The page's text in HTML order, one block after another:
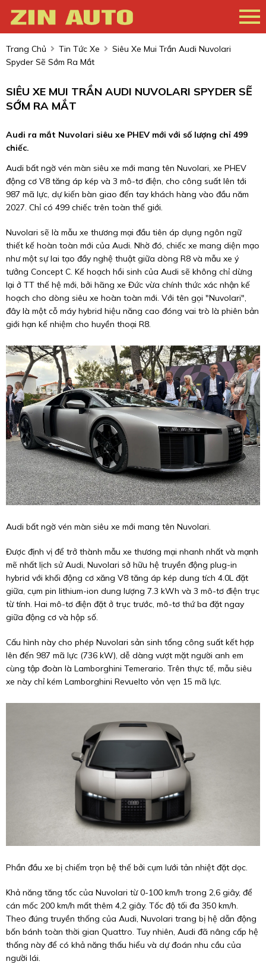
Trang Chủ Tin Tức Xe
Siêu Xe Mui Trần Audi Nuvolari
Spyder Sẽ Sớm Ra Mắt
SIÊU XE MUI TRẦN AUDI NUVOLARI SPYDER SẼ
SỚM RA MẮT
Audi ra mắt Nuvolari siêu xe PHEV mới với số lượng chỉ 499
chiếc.
Audi bất ngờ vén màn siêu xe mới mang tên Nuvolari, xe PHEV
động cơ V8 tăng áp kép và 3 mô-tơ điện, cho công suất lên tới
987 mã lực, dự kiến bàn giao đến tay khách hàng vào đầu năm
2027. Chỉ có 499 chiếc trên toàn thế giới.
Nuvolari sẽ là mẫu xe thương mại đầu tiên áp dụng ngôn ngữ
thiết kế hoàn toàn mới của Audi. Nhờ đó, chiếc xe mang diện mạo
như một sự lai tạo đầy nghệ thuật giữa dòng R8 và mẫu xe ý
tưởng Concept C. Kế hoạch hồi sinh của Audi sẽ không chỉ dừng
lại ở TT thế hệ mới, bởi hãng xe Đức vừa chính thức xác nhận kế
hoạch cho dòng siêu xe hoàn toàn mới. Với tên gọi "Nuvolari",
đây là một cỗ máy hybrid hiệu năng cao đóng vai trò là phiên bản
giới hạn kế nhiệm cho huyền thoại R8.
Audi bất ngờ vén màn siêu xe mới mang tên Nuvolari.
Được định vị để trở thành mẫu xe thương mại nhanh nhất và mạnh
mẽ nhất lịch sử Audi, Nuvolari sở hữu hệ truyền động plug-in
hybrid với khối động cơ xăng V8 tăng áp kép dung tích 4.0L đặt
giữa, cụm pin lithium-ion dung lượng 7.3 kWh và 3 mô-tơ điện trục
từ tính. Hai mô-tơ điện đặt ở trục trước, mô-tơ thứ ba đặt ngay
giữa động cơ và hộp số.
Cấu hình này cho phép Nuvolari sản sinh tổng công suất kết hợp
lên đến 987 mã lực (736 kW), dễ dàng vượt mặt người anh em
cùng tập đoàn là Lamborghini Temerario. Trên thực tế, mẫu siêu
xe này chỉ kém Lamborghini Revuelto vỏn vẹn 15 mã lực.
Phần đầu xe bị chiếm trọn bệ thế bởi cụm lưới tản nhiệt đặt dọc.
Khả năng tăng tốc của Nuvolari từ 0-100 km/h trong 2,6 giây, để
cán mốc 200 km/h mất thêm 4,2 giây. Tốc độ tối đa 350 km/h.
Theo đúng truyền thống của Audi, Nuvolari trang bị hệ dẫn động
bốn bánh toàn thời gian Quattro. Tuy nhiên, Audi đã nâng cấp hệ
thống này để có khả năng thấu hiểu và dự đoán nhu cầu của
người lái.